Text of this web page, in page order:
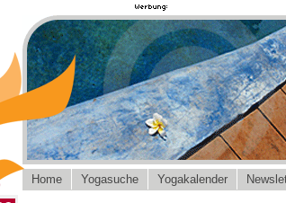
Home Yogasuche Yogakalender